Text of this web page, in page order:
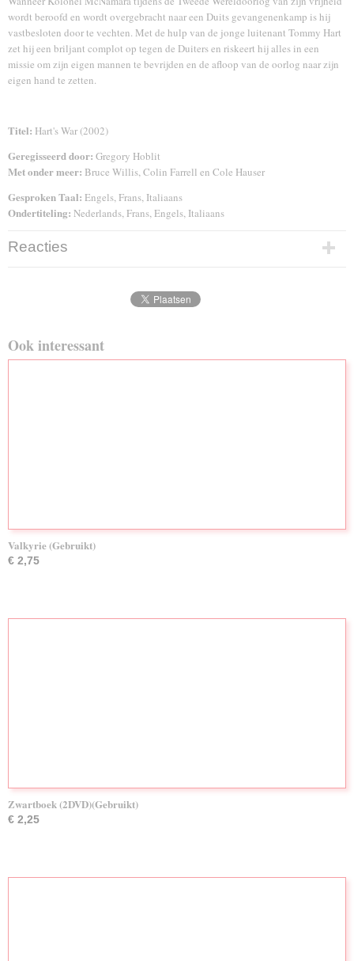
wordt beroofd en wordt overgebracht naar een Duits gevangenenkamp is hij
vastbesloten door te vechten. Met de hulp van de jonge luitenant Tommy Hart
zet hij een briljant complot op tegen de Duiters en riskeert hij alles in een
missie om zijn eigen mannen te bevrijden en de afloop van de oorlog naar zijn
eigen hand te zetten.
Titel: Hart's War (2002)
Geregisseerd door: Gregory Hoblit
Met onder meer: Bruce Willis, Colin Farrell en Cole Hauser
Gesproken Taal: Engels, Frans, Italiaans
Ondertiteling: Nederlands, Frans, Engels, Italiaans
Reacties
Ook interessant
Valkyrie (Gebruikt)
€ 2,75
Zwartboek (2DVD)(Gebruikt)
€ 2,25